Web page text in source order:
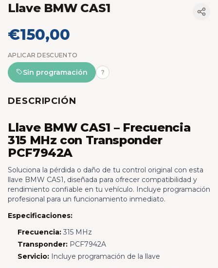
Llave BMW CAS1
€150,00
APLICAR DESCUENTO
Sin programación ?
DESCRIPCIÓN
Llave BMW CAS1 – Frecuencia
315 MHz con Transponder
PCF7942A
Soluciona la pérdida o daño de tu control original con esta
llave BMW CAS1, diseñada para ofrecer compatibilidad y
rendimiento confiable en tu vehículo. Incluye programación
profesional para un funcionamiento inmediato.
Especificaciones:
Frecuencia:315 MHz
Transponder:PCF7942A
Servicio:Incluye programación de la llave